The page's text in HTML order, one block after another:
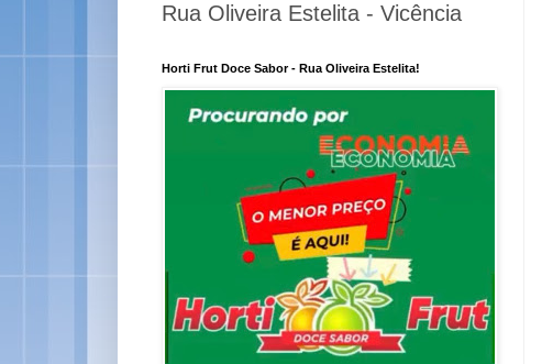
Rua Oliveira Estelita - Vicência
Horti Frut Doce Sabor - Rua Oliveira Estelita!